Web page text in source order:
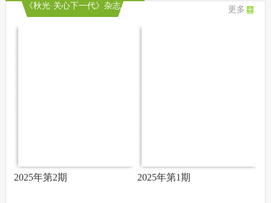
《秋光·关心下一代》杂志 更多
2025年第2期 2025年第1期